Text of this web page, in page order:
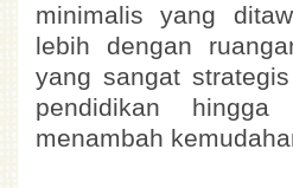
minimalis yang
lebih dengan
yang sangat
pendidikan
menambah